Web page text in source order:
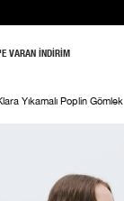
VARAN İNDİRİM
Yıkamalı Poplin Gömlek